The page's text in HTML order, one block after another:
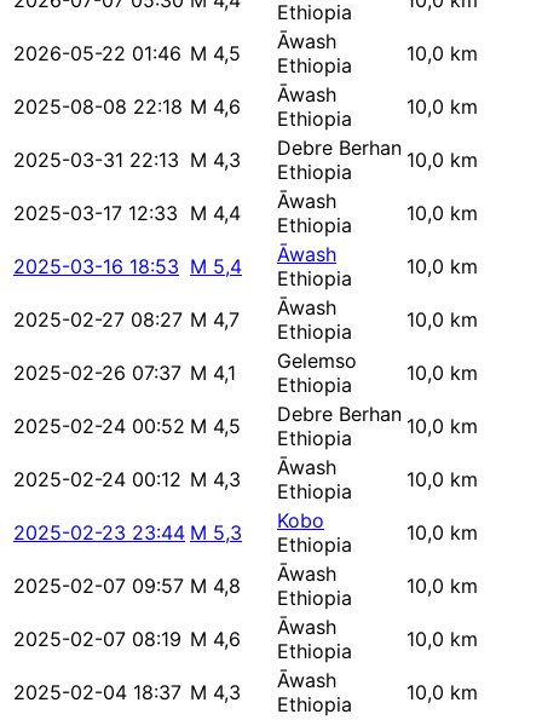
Ethiopia
2026-05-22 01:46 M 4,5
Āwash
Ethiopia
10,0 km
2025-08-08 22:18 M 4,6
Āwash
Ethiopia
10,0 km
2025-03-31 22:13 M 4,3
Debre Berhan
Ethiopia
10,0 km
2025-03-17 12:33 M 4,4
Āwash
Ethiopia
10,0 km
2025-03-16 18:53 M 5,4
Āwash
Ethiopia
10,0 km
2025-02-27 08:27 M 4,7
Āwash
Ethiopia
10,0 km
2025-02-26 07:37 M 4,1
Gelemso
Ethiopia
10,0 km
2025-02-24 00:52 M 4,5
Debre Berhan
Ethiopia
10,0 km
2025-02-24 00:12 M 4,3
Āwash
Ethiopia
10,0 km
2025-02-23 23:44 M 5,3
Kobo
Ethiopia
10,0 km
2025-02-07 09:57 M 4,8
Āwash
Ethiopia
10,0 km
2025-02-07 08:19 M 4,6
Āwash
Ethiopia
10,0 km
2025-02-04 18:37 M 4,3
Āwash
Ethiopia
10,0 km